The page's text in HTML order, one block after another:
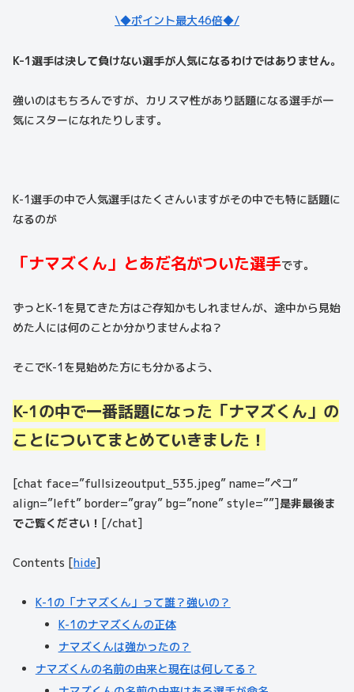
\◆ポイント最大46倍◆/
K-1選手は決して負けない選手が人気になるわけではありません。
強いのはもちろんですが、カリスマ性があり話題になる選手が一
気にスターになれたりします。
K-1選手の中で人気選手はたくさんいますがその中でも特に話題に
なるのが
「ナマズくん」とあだ名がついた選手です。
ずっとK-1を見てきた方はご存知かもしれませんが、途中から見始
めた人には何のことか分かりませんよね？
そこでK-1を見始めた方にも分かるよう、
K-1の中で一番話題になった「ナマズくん」の
ことについてまとめていきました！
[chat face=”fullsizeoutput_535.jpeg” name=”ペコ”
align=”left” border=”gray” bg=”none” style=””]是非最後ま
でご覧ください！ [/chat]
Contents [hide]
K-1の「ナマズくん」って誰？強いの？
K-1のナマズくんの正体
ナマズくんは強かったの？
ナマズくんの名前の由来と現在は何してる？